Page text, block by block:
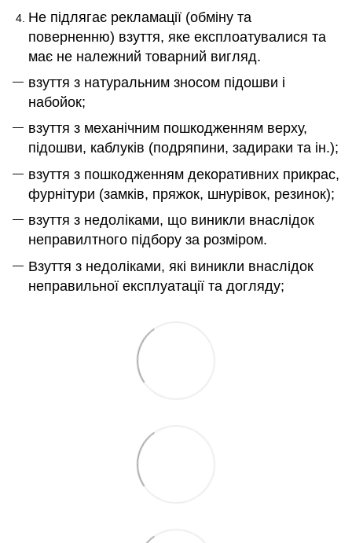
Не підлягає рекламації (обміну та
поверненню) взуття, яке експлоатувалися та
має не належний товарний вигляд.
взуття з натуральним зносом підошви і
набойок;
взуття з механічним пошкодженням верху,
підошви, каблуків (подряпини, задираки та ін.);
взуття з пошкодженням декоративних прикрас,
фурнітури (замків, пряжок, шнурівок, резинок);
взуття з недоліками, що виникли внаслідок
неправилтного підбору за розміром.
Взуття з недоліками, які виникли внаслідок
неправильної експлуатації та догляду;